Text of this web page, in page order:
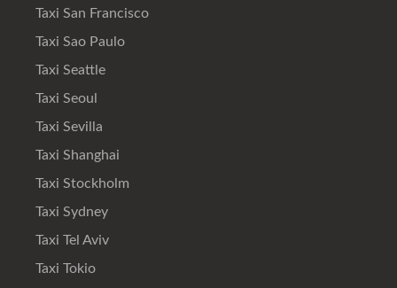
Taxi San Francisco
Taxi Sao Paulo
Taxi Seattle
Taxi Seoul
Taxi Sevilla
Taxi Shanghai
Taxi Stockholm
Taxi Sydney
Taxi Tel Aviv
Taxi Tokio